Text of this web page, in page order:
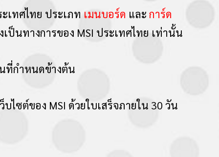
เทศไทย ประเภท เมนบอร์ด และ การ์ด
ป็นทางการของ MSI ประเทศไทย เท่านั้น
ที่กำหนดข้างต้น
ไซต์ของ MSI ด้วยใบเสร็จภายใน 30 วัน